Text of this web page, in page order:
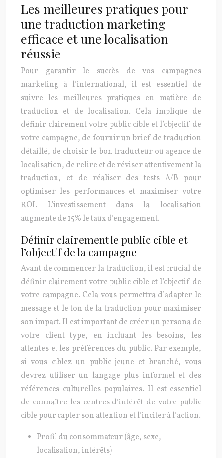
Les meilleures pratiques pour
une traduction marketing
efficace et une localisation
réussie
Pour garantir le succès de vos campagnes
marketing à l’international, il est essentiel de
suivre les meilleures pratiques en matière de
traduction et de localisation. Cela implique de
définir clairement votre public cible et l’objectif de
votre campagne, de fournir un brief de traduction
détaillé, de choisir le bon traducteur ou agence de
localisation, de relire et de réviser attentivement la
traduction, et de réaliser des tests A/B pour
optimiser les performances et maximiser votre
ROI. L’investissement dans la localisation
augmente de 15% le taux d’engagement.
Définir clairement le public cible et
l’objectif de la campagne
Avant de commencer la traduction, il est crucial de
définir clairement votre public cible et l’objectif de
votre campagne. Cela vous permettra d’adapter le
message et le ton de la traduction pour maximiser
son impact. Il est important de créer un persona de
votre client type, en incluant les besoins, les
attentes et les préférences du public. Par exemple,
si vous ciblez un public jeune et branché, vous
devrez utiliser un langage plus informel et des
références culturelles populaires. Il est essentiel
de connaître les centres d’intérêt de votre public
cible pour capter son attention et l’inciter à l’action.
Profil du consommateur (âge, sexe,
localisation, intérêts)